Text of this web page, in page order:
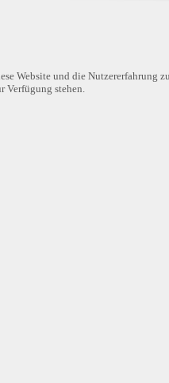
Website und die Nutzererfahrung
Verfügung stehen.